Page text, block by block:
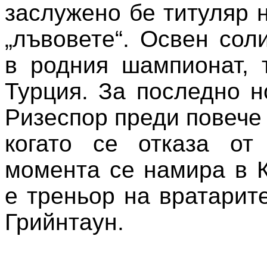
заслужено бе титуляр
„лъвовете“. Освен
в родния шампионат,
Турция. За последно
Ризеспор преди
когато се отказа
момента се намира в
е треньор на
Грийнтаун.